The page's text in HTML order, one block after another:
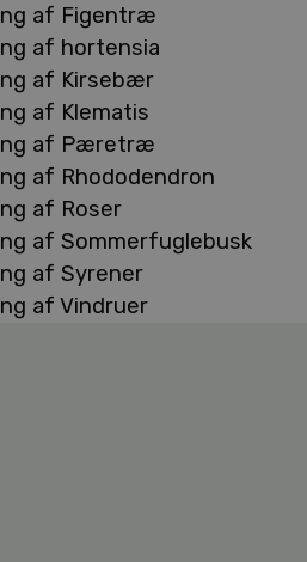
af Figentræ
af hortensia
af Kirsebær
af Klematis
af Pæretræ
af Rhododendron
af Roser
af Sommerfuglebusk
af Syrener
af Vindruer